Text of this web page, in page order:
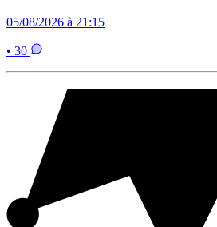
05/08/2026 à 21:15
• 30